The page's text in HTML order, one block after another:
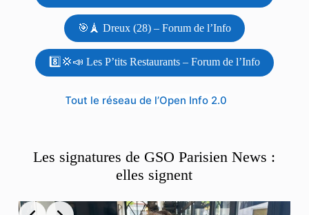
🎯🗼 Dreux (28) – Forum de l’Info
8️⃣💢📣 Les P’tits Restaurants – Forum de l’Info
Tout le réseau de l’Open Info 2.0
Les signatures de GSO Parisien News :
elles signent